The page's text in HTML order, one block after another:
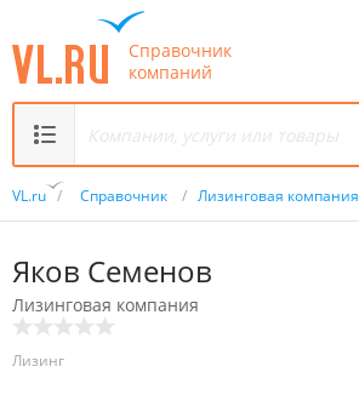
Справочник
компаний
VL.ru / Справочник / Лизинговая компания
Яков Семенов
Лизинговая компания
Лизинг